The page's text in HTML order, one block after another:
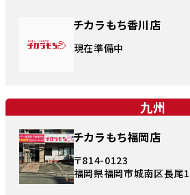
チカラもち香川店
現在準備中
九州
チカラもち福岡店
〒814-0123
福岡県福岡市城南区長